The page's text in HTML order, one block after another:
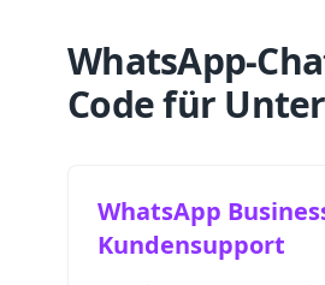
WhatsApp-
Code für
WhatsApp
Kundensupport